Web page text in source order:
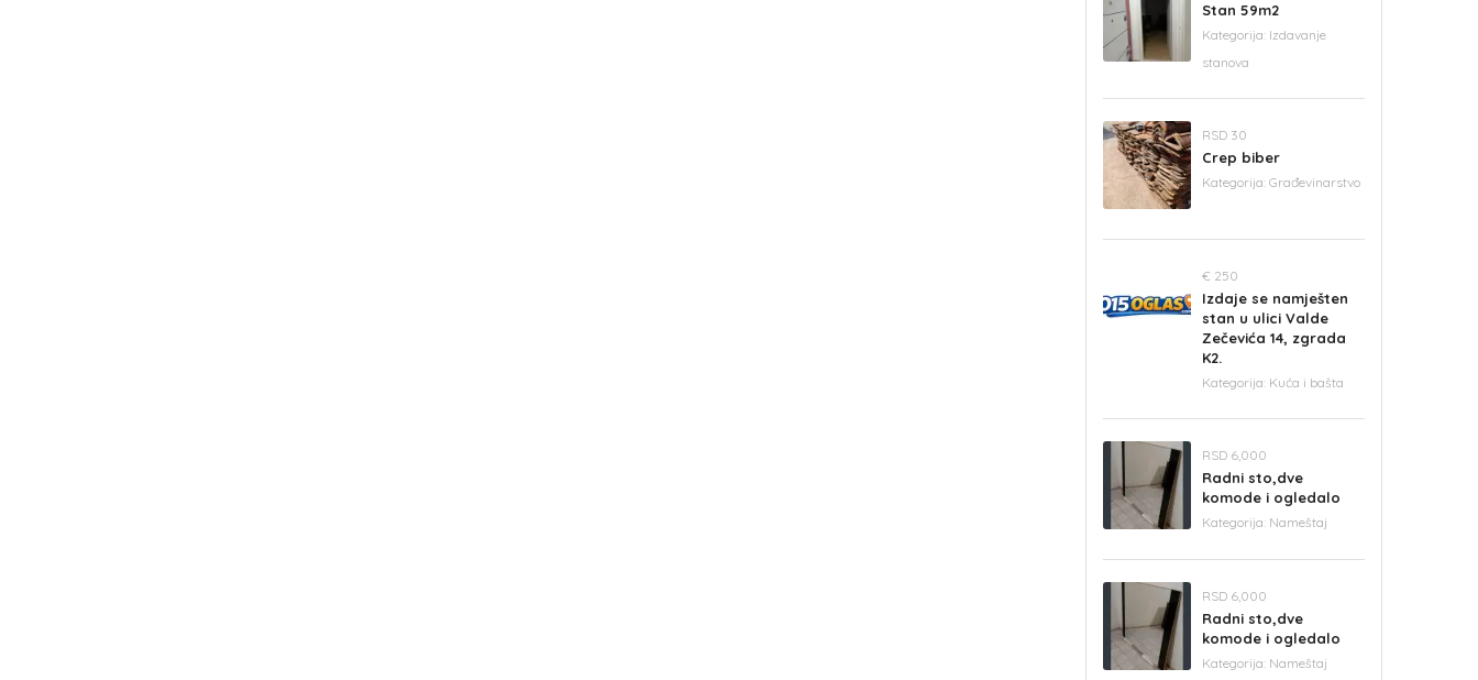
Stan 59m2
Kategorija: Izdavanje
stanova
RSD 30
Crep biber
Kategorija: Građevinarstvo
€ 250
Izdaje se namješten
stan u ulici Valde
Zečevića 14, zgrada
K2.
Kategorija: Kuća i bašta
RSD 6,000
Radni sto,dve
komode i ogledalo
Kategorija: Nameštaj
RSD 6,000
Radni sto,dve
komode i ogledalo
Kategorija: Nameštaj